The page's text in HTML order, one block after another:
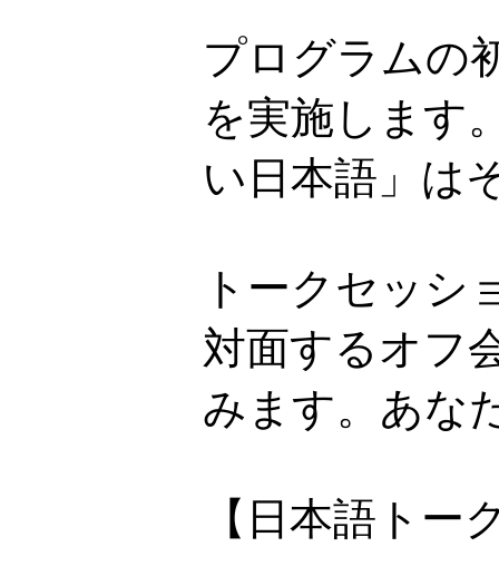
プログラムの
を実施します
い日本語」は
トークセッシ
対面するオフ
みます。あな
【日本語ト